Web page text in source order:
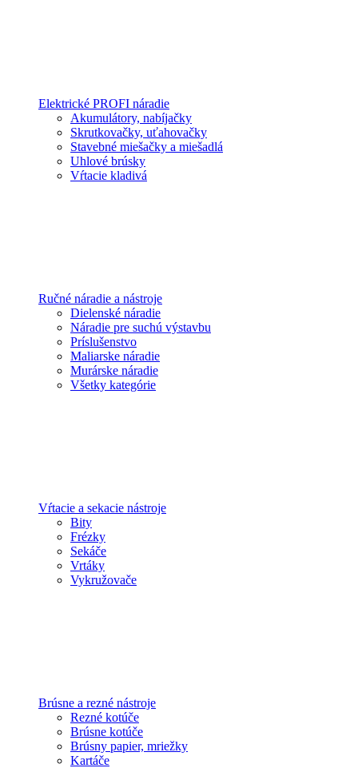
Elektrické PROFI náradie
Akumulátory, nabíjačky
Skrutkovačky, uťahovačky
Stavebné miešačky a miešadlá
Uhlové brúsky
Vŕtacie kladivá
Ručné náradie a nástroje
Dielenské náradie
Náradie pre suchú výstavbu
Príslušenstvo
Maliarske náradie
Murárske náradie
Všetky kategórie
Vŕtacie a sekacie nástroje
Bity
Frézky
Sekáče
Vrtáky
Vykružovače
Brúsne a rezné nástroje
Rezné kotúče
Brúsne kotúče
Brúsny papier, mriežky
Kartáče